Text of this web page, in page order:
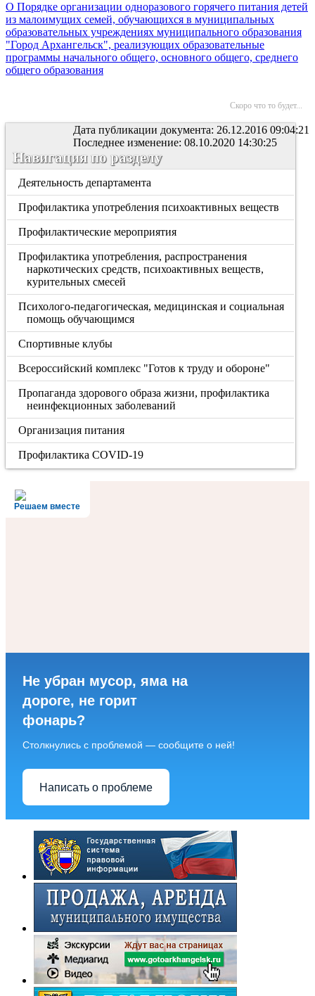
О Порядке организации одноразового горячего питания детей
из малоимущих семей, обучающихся в муниципальных
образовательных учреждениях муниципального образования
"Город Архангельск", реализующих образовательные
программы начального общего, основного общего, среднего
общего образования
Скоро что то будет...
Дата публикации документа: 26.12.2016 09:04:21
Последнее изменение: 08.10.2020 14:30:25
Навигация по разделу
Деятельность департамента
Профилактика употребления психоактивных веществ
Профилактические мероприятия
Профилактика употребления, распространения
наркотических средств, психоактивных веществ,
курительных смесей
Психолого-педагогическая, медицинская и социальная
помощь обучающимся
Спортивные клубы
Всероссийский комплекс "Готов к труду и обороне"
Пропаганда здорового образа жизни, профилактика
неинфекционных заболеваний
Организация питания
Профилактика COVID-19
Решаем вместе
Не убран мусор, яма на
дороге, не горит
фонарь?
Столкнулись с проблемой — сообщите о ней!
Написать о проблеме